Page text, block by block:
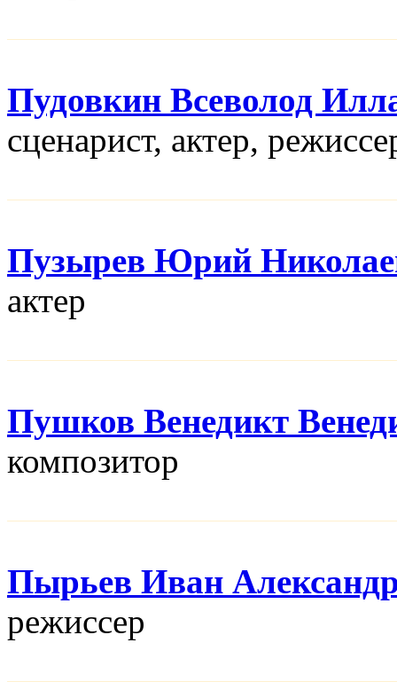
Пудовкин Всеволод
сценарист, актер,
Пузырев Юрий
актер
Пушков Венедикт
композитор
Пырьев Иван
режисcер